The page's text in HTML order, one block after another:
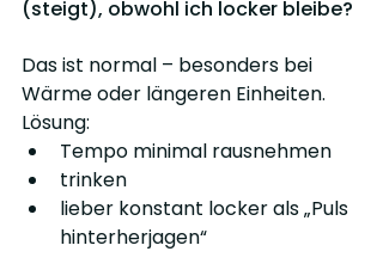
(steigt), obwohl ich locker bleibe?
Das ist normal – besonders bei
Wärme oder längeren Einheiten.
Lösung:
Tempo minimal rausnehmen
trinken
lieber konstant locker als „Puls
hinterherjagen“